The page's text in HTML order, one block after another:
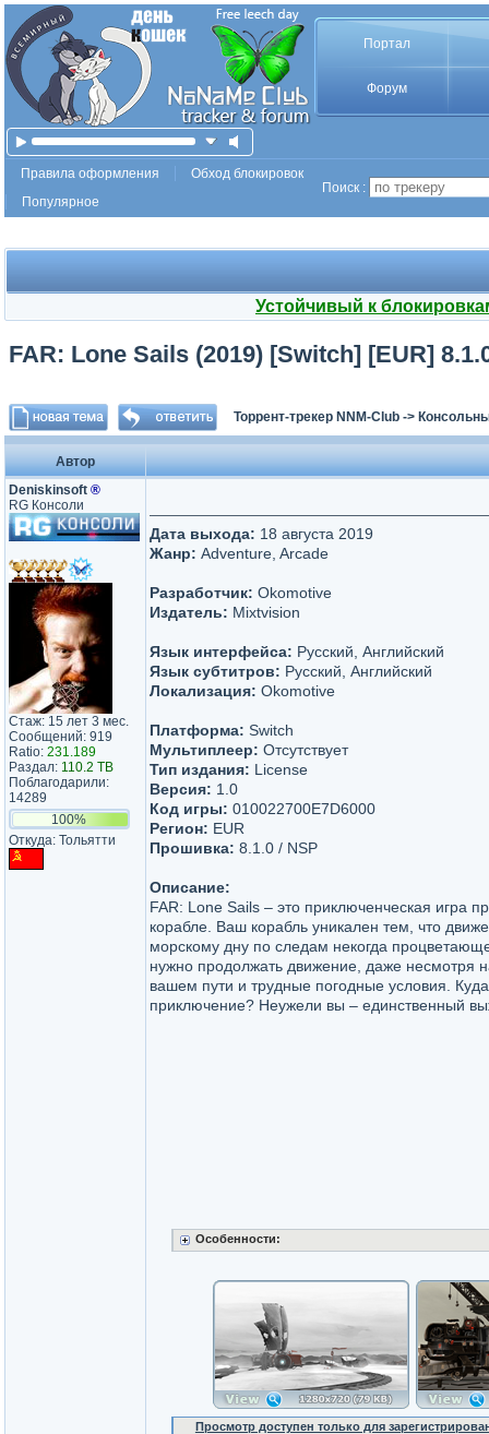
Портал
Форум
Правила оформления
Обход блокировок
Популярное
Поиск :
Устойчивый к
FAR: Lone Sails (2019) [Switch] [EUR]
Торрент-трекер NNM-Club ->
Автор
Deniskinsoft ®
RG Консоли
Стаж: 15 лет 3 мес.
Сообщений: 919
Ratio: 231.189
Раздал: 110.2 TB
Поблагодарили:
14289
100%
Откуда: Тольятти
Дата выхода: 18 августа 2019
Жанр: Adventure, Arcade
Разработчик: Okomotive
Издатель: Mixtvision
Язык интерфейса: Русский, Английский
Язык субтитров: Русский, Английский
Локализация: Okomotive
Платформа: Switch
Мультиплеер: Отсутствует
Тип издания: License
Версия: 1.0
Код игры: 010022700E7D6000
Регион: EUR
Прошивка: 8.1.0 / NSP
Описание:
FAR: Lone Sails – это приключенческая игра
корабле. Ваш корабль уникален тем, что
морскому дну по следам некогда
нужно продолжать движение, даже несмотря
вашем пути и трудные погодные условия.
приключение? Неужели вы – единственный
Особенности:
Просмотр доступен только для